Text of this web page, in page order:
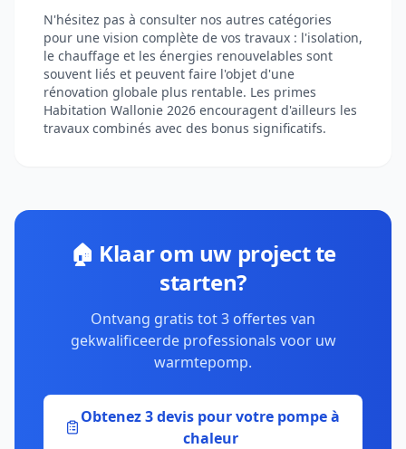
N'hésitez pas à consulter nos autres catégories
pour une vision complète de vos travaux : l'isolation,
le chauffage et les énergies renouvelables sont
souvent liés et peuvent faire l'objet d'une
rénovation globale plus rentable. Les primes
Habitation Wallonie 2026 encouragent d'ailleurs les
travaux combinés avec des bonus significatifs.
🏠 Klaar om uw project te
starten?
Ontvang gratis tot 3 offertes van
gekwalificeerde professionals voor uw
warmtepomp.
Obtenez 3 devis pour votre pompe à
chaleur